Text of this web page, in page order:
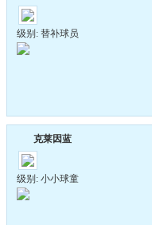
级别: 替补球员
克莱因蓝
级别: 小小球童